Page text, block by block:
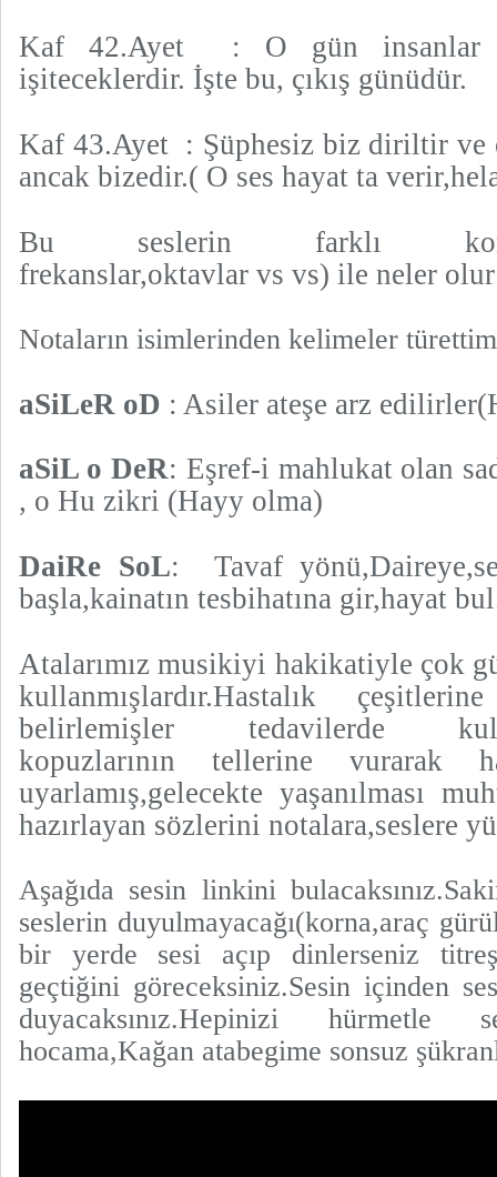
Kaf 42.Ayet : O gün insanlar
işiteceklerdir. İşte bu, çıkış günüdür.
Kaf 43.Ayet : Şüphesiz biz diriltir ve
ancak bizedir.( O ses hayat ta
Bu seslerin farklı
frekanslar,oktavlar vs vs) ile neler
Notaların isimlerinden kelimeler
aSiLeR oD : Asiler ateşe arz
aSiL o DeR: Eşref-i mahlukat olan
, o Hu zikri (Hayy olma)
DaiRe SoL: Tavaf
başla,kainatın tesbihatına gir,hayat
Atalarımız musikiyi hakikatiyle çok
kullanmışlardır.Hastalık
belirlemişler tedavilerde
kopuzlarının tellerine vurarak
uyarlamış,gelecekte yaşanılması
hazırlayan sözlerini notalara,seslere
Aşağıda sesin linkini
seslerin duyulmayacağı(korna,araç
bir yerde sesi açıp dinlerseniz
geçtiğini göreceksiniz.Sesin içinden
duyacaksınız.Hepinizi hürmetle
hocama,Kağan atabegime sonsuz